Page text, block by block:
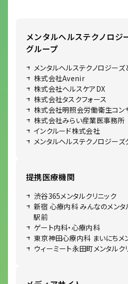
メンタルヘルステクノロジ
グループ
メンタルヘルステクノロジーズ
株式会社Avenir
株式会社ヘルスケアDX
株式会社タスクフォース
株式会社明照会労働衛生コン
株式会社みらい産業医事務所
インクルード株式会社
メンタルヘルステクノロジーズ
提携医療機関
渋谷365メンタルクリニック
新宿 心療内科 みんなのメンタ
駅前
ゲート内科・心療内科
東京神田心療内科 まいにちメ
ウィーミート永田町メンタルク